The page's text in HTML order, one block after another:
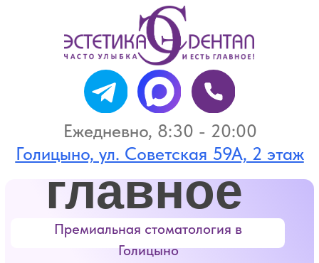
+7 (495) 946-20-46
Голицыно, ул. Советская 59А, 2 этаж
Ежедневно, 8:30 - 20:00
+7 (916) 946-73-05
Эстетика
дентал
Часто улыбка и есть
Часто
улыбка
и есть
главное
Клиника, в которую мывложили душу
Премиальная стоматология в
Голицыно